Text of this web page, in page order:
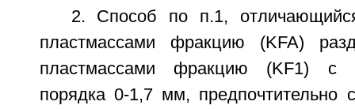
2. Способ по п.1,
пластмассами фракцию (KFA)
пластмассами фракцию (KF1) с
порядка 0-1,7 мм, предпочтительно